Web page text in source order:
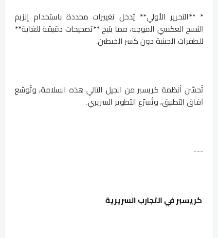
* **التحرير الأولي** يُدخل تغييرات محددة باستخدام إنزيم
النسخ العكسي الموجه، مما يتيح **تصحيحات دقيقة للغاية**
للطفرات الجينية دون كسر الخيطين.
تُحسّن أنظمة كريسبر من الجيل التالي هذه السلامة، وتُوسّع
آفاق التطبيق، وتُسرّع التطوير السريري.
---
كريسبر في التجارب السريرية